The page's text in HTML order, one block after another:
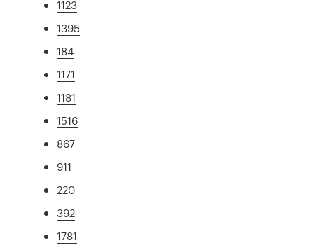
1123
1395
184
1171
1181
1516
867
911
220
392
1781